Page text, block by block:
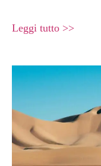
Leggi tutto >>